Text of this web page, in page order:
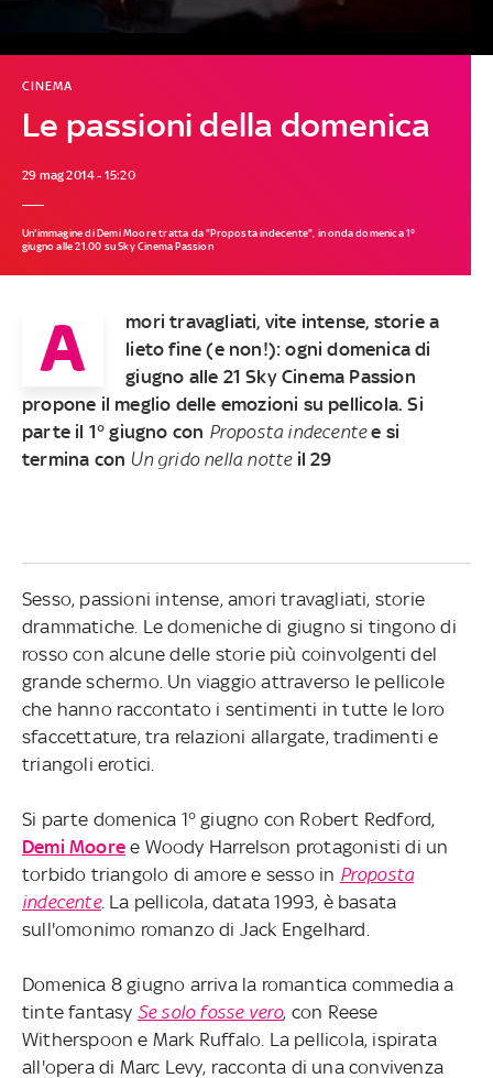
Le passioni della domenica
CINEMA
29 mag 2014 - 15:20
Un'immagine di Demi Moore tratta da "Proposta indecente", in onda domenica 1°
giugno alle 21.00 su Sky Cinema Passion
A
mori travagliati, vite intense, storie a
lieto fine (e non!): ogni domenica di
giugno alle 21 Sky Cinema Passion
propone il meglio delle emozioni su pellicola. Si
parte il 1° giugno con Proposta indecentee si
termina con Un grido nella notteil 29
Sesso, passioni intense, amori travagliati, storie
drammatiche. Le domeniche di giugno si tingono di
rosso con alcune delle storie più coinvolgenti del
grande schermo. Un viaggio attraverso le pellicole
che hanno raccontato i sentimenti in tutte le loro
sfaccettature, tra relazioni allargate, tradimenti e
triangoli erotici.
Si parte domenica 1° giugno con Robert Redford,
Demi Mooree Woody Harrelson protagonisti di un
torbido triangolo di amore e sesso in Proposta
indecente. La pellicola, datata 1993, è basata
sull'omonimo romanzo di Jack Engelhard.
Domenica 8 giugno arriva la romantica commedia a
tinte fantasy Se solo fosse vero, con Reese
Witherspoon e Mark Ruffalo. La pellicola, ispirata
all'opera di Marc Levy, racconta di una convivenza